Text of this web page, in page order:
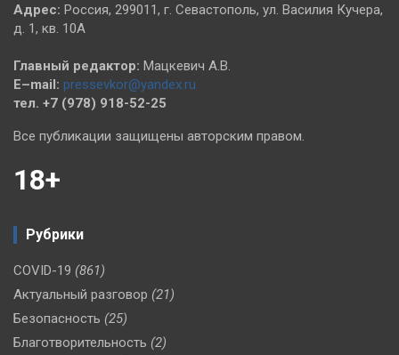
Адрес: Россия, 299011, г. Севастополь, ул. Василия Кучера,
д. 1, кв. 10А
Главный редактор: Мацкевич А.В.
E–mail: pressevkor@yandex.ru
тел. +7 (978) 918-52-25
Все публикации защищены авторским правом.
18+
Рубрики
COVID-19 (861)
Актуальный разговор (21)
Безопасность (25)
Благотворительность (2)